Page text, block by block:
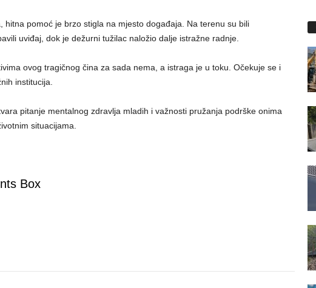
hitna pomoć je brzo stigla na mjesto događaja. Na terenu su bili
uviđaj, dok je dežurni tužilac naložio dalje istražne radnje.
ovog tragičnog čina za sada nema, a istraga je u toku. Očekuje se i
institucija.
pitanje mentalnog zdravlja mladih i važnosti pružanja podrške onima
situacijama.
Box